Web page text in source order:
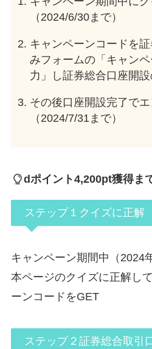
（2024/6/30まで）
キャンペーンコードを
みフォームの「キャン
力」し証券総合口座開
その後口座開設完了で
（2024/7/31まで）
dポイント4,200pt獲得ま
ステップ１クイズに正解
キャンペーン期間中（2024
本ページのクイズに正解し
ーンコードをGET
ステップ２証券総合取引